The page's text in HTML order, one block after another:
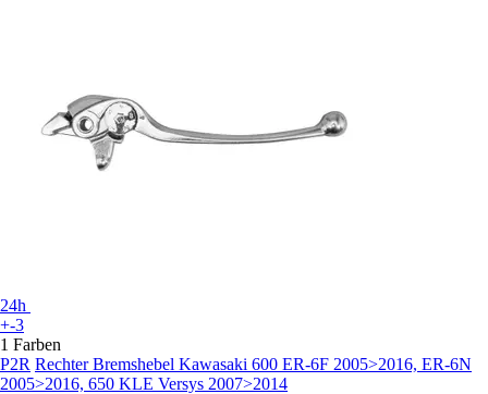
24h
+-3
1 Farben
P2R Rechter Bremshebel Kawasaki 600 ER-6F 2005>2016, ER-6N
2005>2016, 650 KLE Versys 2007>2014